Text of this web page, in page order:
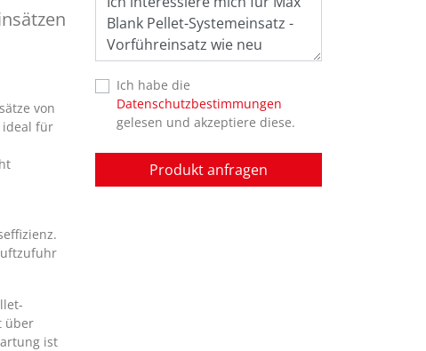
von
ideal für
über
ist
Ich habe die
Datenschutzbestimmungen
gelesen und akzeptiere diese.
Produkt anfragen